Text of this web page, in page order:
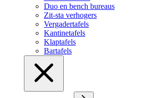
Duo en bench bureaus
Zit-sta verhogers
Vergadertafels
Kantinetafels
Klaptafels
Bartafels